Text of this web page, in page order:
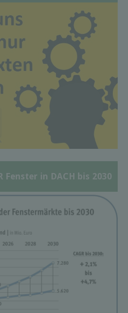
Fenster in DACH bis 2030